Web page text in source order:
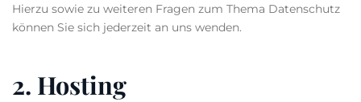
Hierzu sowie zu weiteren Fragen zum Thema Datenschutz
können Sie sich jederzeit an uns wenden.
2. Hosting